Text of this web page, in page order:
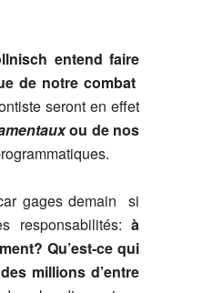
entend faire
de notre combat
seront en effet
ou de nos
gages demain si
responsabilités: à
Qu’est-ce qui
millions d’entre